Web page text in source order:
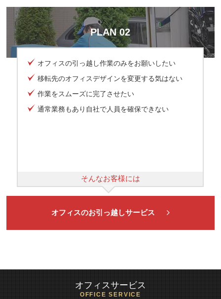
PLAN 02
オフィスの引っ越し作業のみをお願いしたい
移転先のオフィスデザインを変更する気はない
作業をスムーズに完了させたい
通常業務もあり自社で人員を確保できない
そんなお客様には
オフィスのお引っ越しサービス
オフィスサービス
OFFICE SERVICE